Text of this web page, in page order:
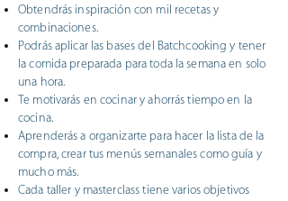
Obtendrás inspiración con mil recetas y
combinaciones.
Podrás aplicar las bases del Batchcooking y tener
la comida preparada para toda la semana en solo
una hora.
Te motivarás en cocinar y ahorrás tiempo en la
cocina.
Aprenderás a organizarte para hacer la lista de la
compra, crear tus menús semanales como guía y
mucho más.
Cada taller y masterclass tiene varios objetivos